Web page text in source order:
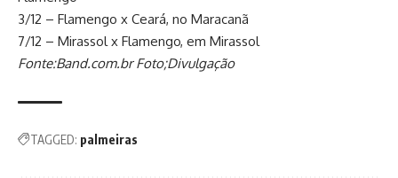
3/12 – Flamengo x Ceará, no Maracanã
7/12 – Mirassol x Flamengo, em Mirassol
Fonte:Band.com.br Foto;Divulgação
TAGGED: palmeiras